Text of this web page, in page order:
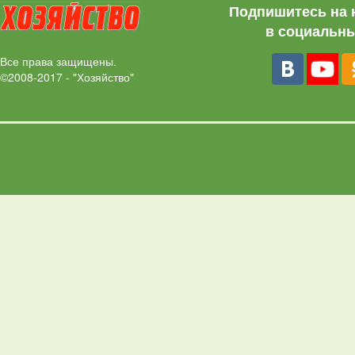
Все права защищены.
©2008-2017 - "Хозяйство"
Подпишитесь на
в